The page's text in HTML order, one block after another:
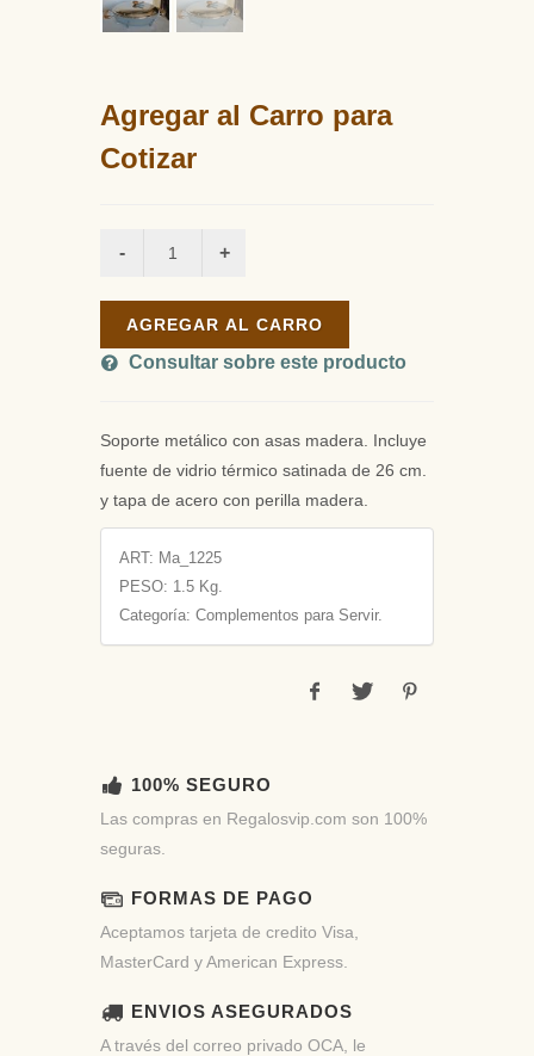
Agregar al Carro para
Cotizar
AGREGAR AL CARRO
Consultar sobre este producto
Soporte metálico con asas madera. Incluye
fuente de vidrio térmico satinada de 26 cm.
y tapa de acero con perilla madera.
ART: Ma_1225
PESO: 1.5 Kg.
Categoría: Complementos para Servir.
100% SEGURO
Las compras en Regalosvip.com son 100%
seguras.
FORMAS DE PAGO
Aceptamos tarjeta de credito Visa,
MasterCard y American Express.
ENVIOS ASEGURADOS
A través del correo privado OCA, le